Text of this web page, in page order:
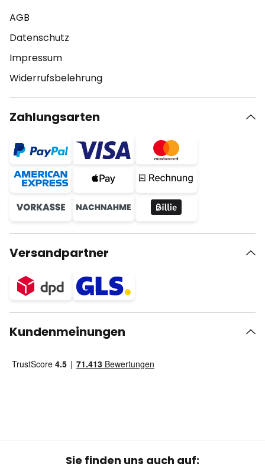
AGB
Datenschutz
Impressum
Widerrufsbelehrung
Zahlungsarten
Versandpartner
Kundenmeinungen
Sie finden uns auch auf: